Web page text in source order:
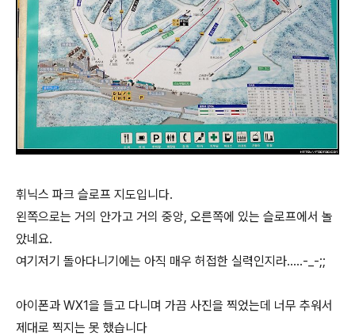
휘닉스 파크 슬로프 지도입니다.
왼쪽으로는 거의 안가고 거의 중앙, 오른쪽에 있는 슬로프에서 놀
았네요.
여기저기 돌아다니기에는 아직 매우 허접한 실력인지라.....-_-;;
아이폰과 WX1을 들고 다니며 가끔 사진을 찍었는데 너무 추워서
제대로 찍지는 못 했습니다